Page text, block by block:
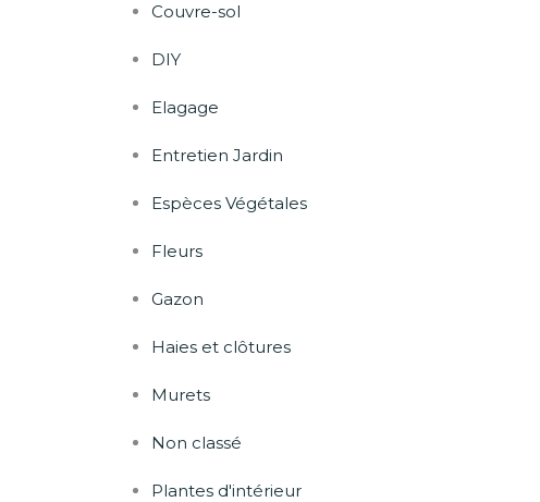
Couvre-sol
DIY
Elagage
Entretien Jardin
Espèces Végétales
Fleurs
Gazon
Haies et clôtures
Murets
Non classé
Plantes d'intérieur